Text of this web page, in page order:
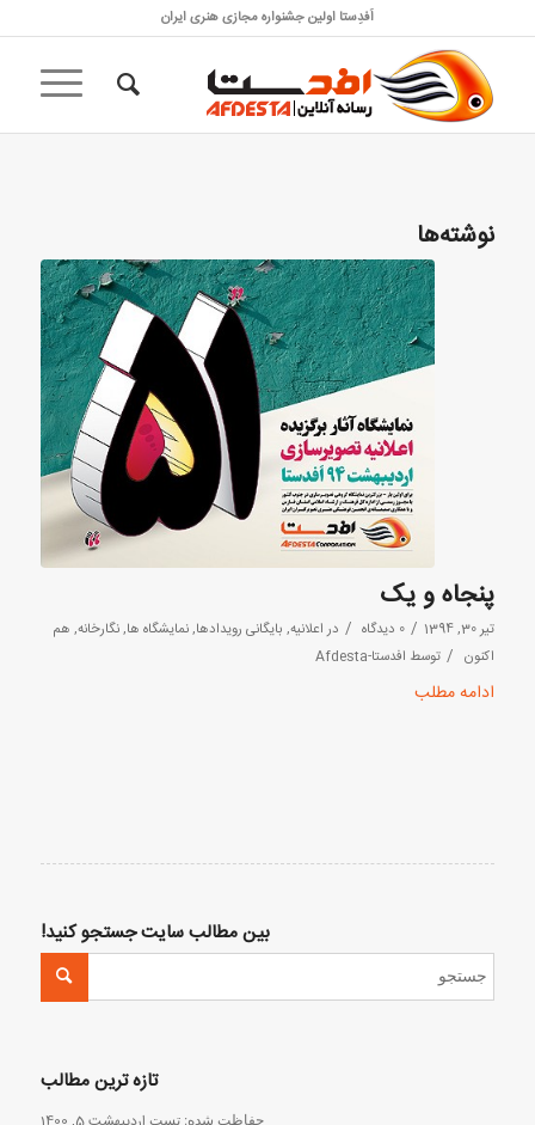
اَفدِستا اولین جشنواره مجازی هنری ایران
نوشته‌ها
پنجاه و یک
تیر 30, 1394 / 0 دیدگاه / در اعلانیه, بایگانی رویدادها,نمایشگاه ها,نگارخانه, هم
اکنون / توسط افدستا-Afdesta
ادامه مطلب
بین مطالب سایت جستجو کنید!
تازه ترین مطالب
حفاظت شده: تست